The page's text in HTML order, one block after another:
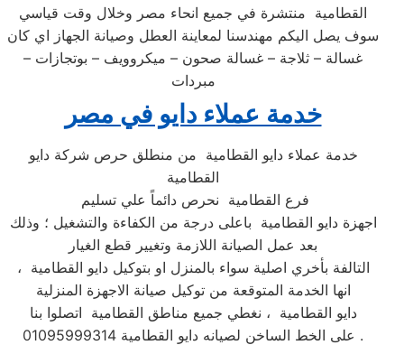
القطامية منتشرة في جميع انحاء مصر وخلال وقت قياسي
سوف يصل اليكم مهندسنا لمعاينة العطل وصيانة الجهاز اي كان
غسالة – ثلاجة – غسالة صحون – ميكروويف – بوتجازات –
مبردات
خدمة عملاء دايو في مصر
خدمة عملاء دايو القطامية من منطلق حرص شركة دايو
القطامية
فرع القطامية نحرص دائماً علي تسليم
اجهزة دايو القطامية باعلى درجة من الكفاءة والتشغيل ؛ وذلك
بعد عمل الصيانة اللازمة وتغيير قطع الغيار
التالفة بأخري اصلية سواء بالمنزل او بتوكيل دايو القطامية ،
انها الخدمة المتوقعة من توكيل صيانة الاجهزة المنزلية
دايو القطامية ، نغطي جميع مناطق القطامية اتصلوا بنا
على الخط الساخن لصيانه دايو القطامية 01095999314 .